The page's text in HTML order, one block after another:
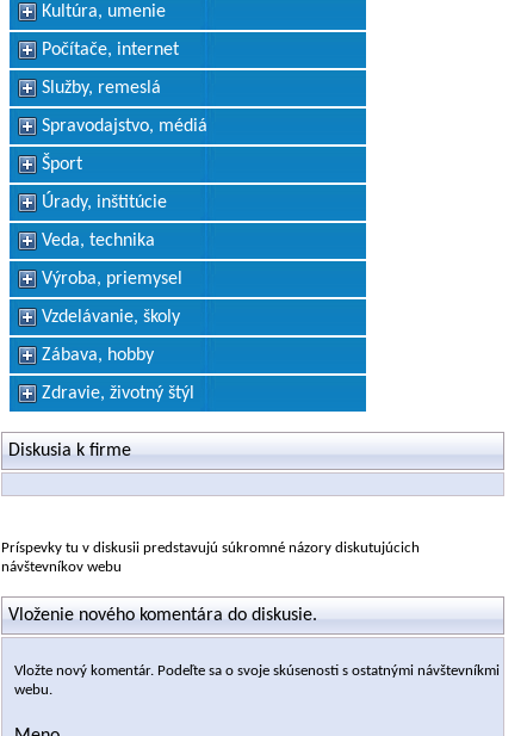
Kultúra, umenie
Počítače, internet
Služby, remeslá
Spravodajstvo, médiá
Šport
Úrady, inštitúcie
Veda, technika
Výroba, priemysel
Vzdelávanie, školy
Zábava, hobby
Zdravie, životný štýl
Diskusia k firme
Príspevky tu v diskusii predstavujú súkromné názory diskutujúcich
návštevníkov webu
Vloženie nového komentára do diskusie.
Vložte nový komentár. Podeľte sa o svoje skúsenosti s ostatnými návštevníkmi
webu.